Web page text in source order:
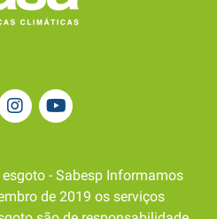
- Sabesp Informamos
de 2019 os serviços